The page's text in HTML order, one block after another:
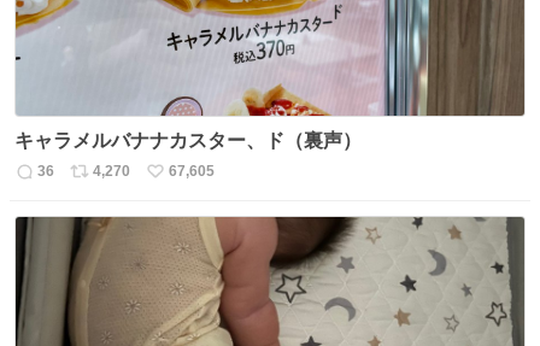
キャラメルバナナカスター、ド（裏声）
返
数
36
リ
ス
ト
数
4,270
い
67,605